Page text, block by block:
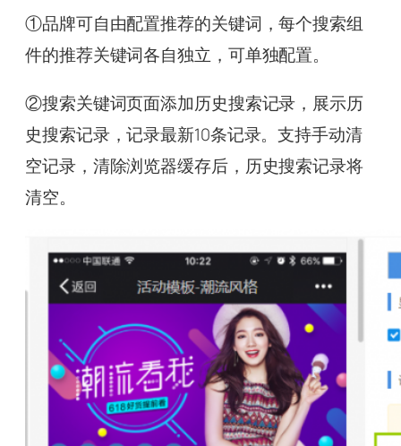
①品牌可自由配置推荐的关键词，每个搜索组
件的推荐关键词各自独立，可单独配置。
②搜索关键词页面添加历史搜索记录，展示历
史搜索记录，记录最新10条记录。支持手动清
空记录，清除浏览器缓存后，历史搜索记录将
清空。